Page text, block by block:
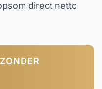
direct netto